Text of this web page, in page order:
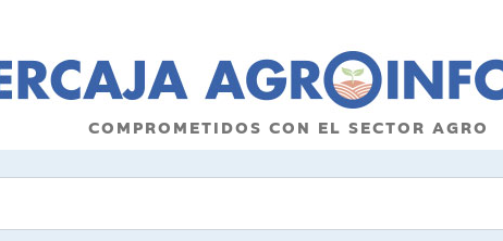
COMPROMETIDOS CON EL SECTOR AGRO